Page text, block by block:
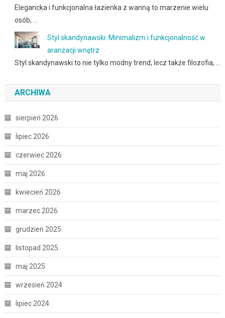
Elegancka i funkcjonalna łazienka z wanną to marzenie wielu
osób, …
Styl skandynawski: Minimalizm i funkcjonalność w
aranżacji wnętrz
Styl skandynawski to nie tylko modny trend, lecz także filozofia, …
ARCHIWA
sierpień 2026
lipiec 2026
czerwiec 2026
maj 2026
kwiecień 2026
marzec 2026
grudzień 2025
listopad 2025
maj 2025
wrzesień 2024
lipiec 2024